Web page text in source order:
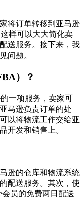
将订单转移到亚马逊
样可以大大简化卖
送服务。接下来，我
问题。
）？
一项服务，卖家可
马逊负责订单的处
以将物流工作交给亚
开发和销售上。
逊的仓库和物流系统
配送服务。其次，使
员的免费两日配送